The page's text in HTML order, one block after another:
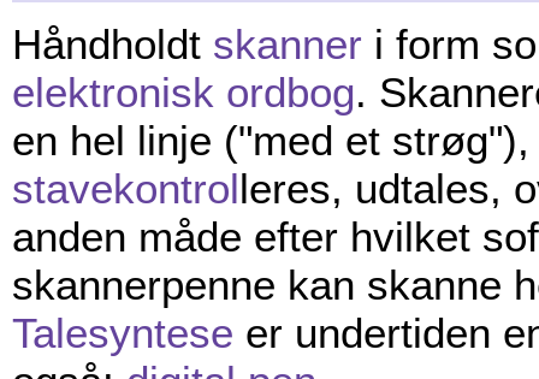
Håndholdt skanner i form
elektronisk ordbog.
en hel linje ("med et
stavekontrolleres, udtales,
anden måde efter hvilket
skannerpenne kan skanne
Talesyntese er undertiden